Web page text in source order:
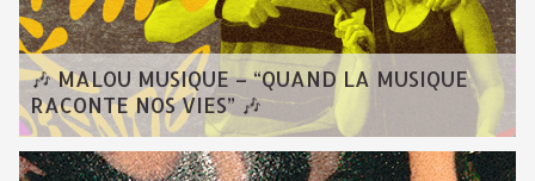
🎶 MALOU MUSIQUE – “QUAND LA MUSIQUE
RACONTE NOS VIES” 🎶